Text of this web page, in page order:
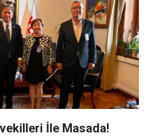
İle Masada!